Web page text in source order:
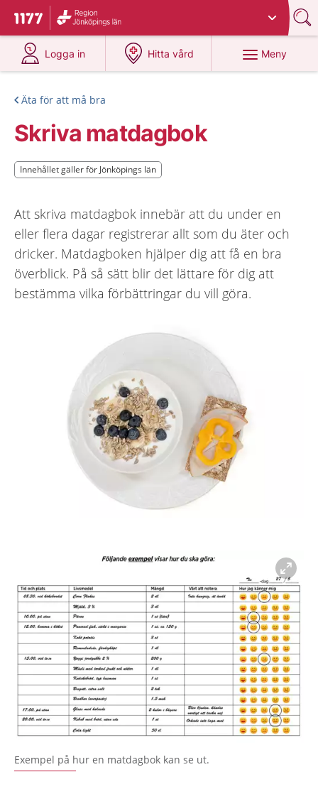
Till startsidan för 1177
Du har valt region
Logga in
på 1177.se
Hitta vård
på 1177.se
Meny
Äta för att må bra
Skriva matdagbok
Innehållet gäller för Jönköpings län
Innehållet gäller för Jönköpings län
Att skriva matdagbok innebär att du under en
eller flera dagar registrerar allt som du äter och
dricker. Matdagboken hjälper dig att få en bra
överblick. På så sätt blir det lättare för dig att
bestämma vilka förbättringar du vill göra.
Förstora bilden
Exempel på hur en matdagbok kan se ut.